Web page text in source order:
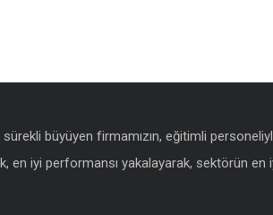
büyüyen firmamızın, eğitimli
iyi performansı yakalayarak, sektörün en